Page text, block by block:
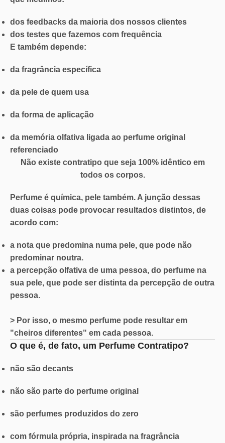
dos feedbacks da maioria dos nossos clientes
dos testes que fazemos com frequência
E também depende:
da fragrância específica
da pele de quem usa
da forma de aplicação
da memória olfativa ligada ao perfume original
referenciado
Não existe contratipo que seja 100% idêntico em
todos os corpos.
Perfume é química, pele também. A junção dessas
duas coisas pode provocar resultados distintos, de
acordo com:
a nota que predomina numa pele, que pode não
predominar noutra.
a percepção olfativa de uma pessoa, do perfume na
sua pele, que pode ser distinta da percepção de outra
pessoa.
> Por isso, o mesmo perfume pode resultar em
"cheiros diferentes" em cada pessoa.
O que é, de fato, um Perfume Contratipo?
não são decants
não são parte do perfume original
são perfumes produzidos do zero
com fórmula própria, inspirada na fragrância